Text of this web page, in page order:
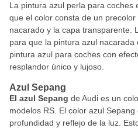
La pintura azul perla para coches
que el color consta de un
nacarado y la capa transparente.
para que la pintura azul nacarada
pintura azul para coches con
resplandor único y lujoso.
Azul Sepang
El azul Sepang de Audi es un
modelos RS. El color azul
profundidad y reflejo de la luz.